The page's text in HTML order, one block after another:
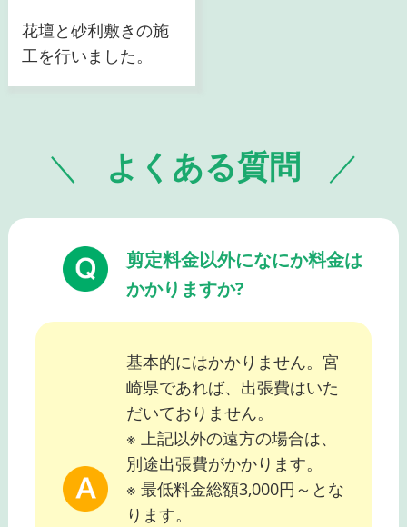
花壇と砂利敷きの施
工を行いました。
よくある質問
剪定料金以外になにか料金は
かかりますか?
基本的にはかかりません。宮
崎県であれば、出張費はいた
だいておりません。
※ 上記以外の遠方の場合は、
別途出張費がかかります。
※ 最低料金総額3,000円～とな
ります。